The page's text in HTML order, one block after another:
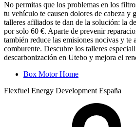
No permitas que los problemas en los
tu vehículo te causen dolores de cabeza y
talleres afiliados te dan de la solución: la
por solo 60 €. Aparte de prevenir
también reduce las emisiones nocivas y te
comburente. Descubre los talleres
descarbonización en Utebo y mejora el
Box Motor Home
Flexfuel Energy Development España